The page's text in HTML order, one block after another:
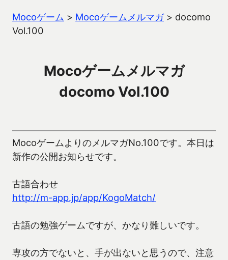
Mocoゲーム > Mocoゲームメルマガ> docomo
Vol.100
Mocoゲームメルマガ
docomo Vol.100
MocoゲームよりのメルマガNo.100です。本日は
新作の公開お知らせです。
古語合わせ
http://m-app.jp/app/KogoMatch/
古語の勉強ゲームですが、かなり難しいです。
専攻の方でないと、手が出ないと思うので、注意